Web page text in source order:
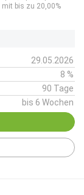
bis zu 20,00%
29.05.2026
8 %
90 Tage
bis 6 Wochen